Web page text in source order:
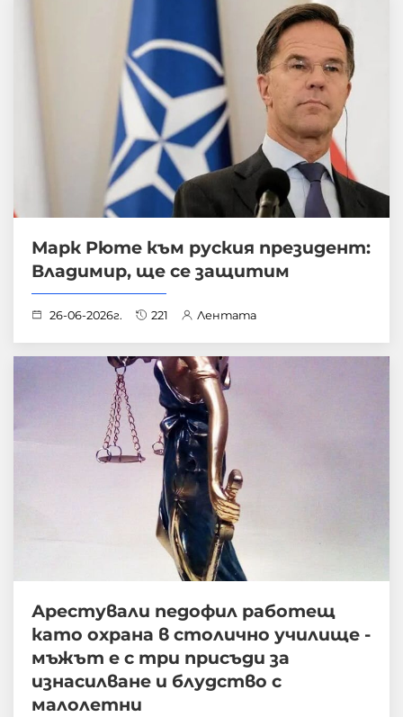
Марк Рюте към руския президент:
Владимир, ще се защитим
26-06-2026г. 221 Лентата
Арестували педофил работещ
като охрана в столично училище -
мъжът е с три присъди за
изнасилване и блудство с
малолетни